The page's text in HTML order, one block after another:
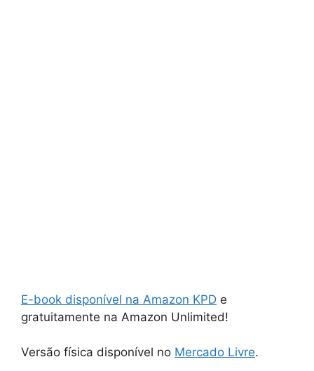
E-book disponível na Amazon KPD e
gratuitamente na Amazon Unlimited!
Versão física disponível no Mercado Livre.